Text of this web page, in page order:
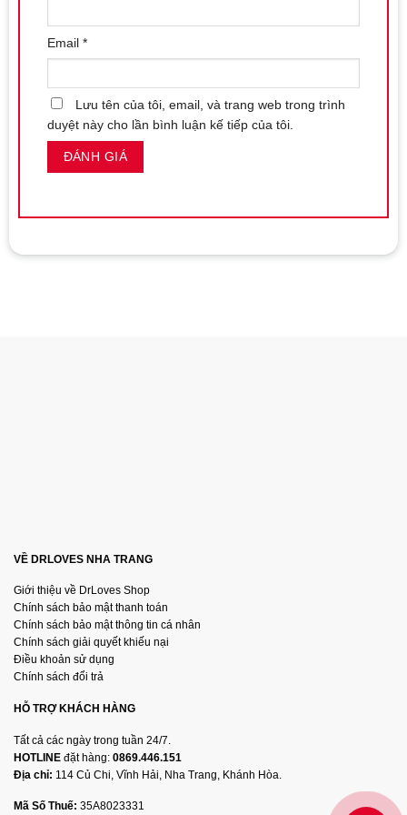
Địa chỉ:126 Nguyễn Thái Học, Vạn Thạnh, Nha Trang
Website đặt hàng:
Email *
Lưu tên của tôi, email, và trang web trong trình
duyệt này cho lần bình luận kế tiếp của tôi.
VỀ DRLOVES NHA TRANG
Giới thiệu về DrLoves Shop
Chính sách bảo mật thanh toán
Chính sách bảo mật thông tin cá nhân
Chính sách giải quyết khiếu nại
Điều khoản sử dụng
Chính sách đổi trả
HỖ TRỢ KHÁCH HÀNG
Tất cả các ngày trong tuần 24/7.
HOTLINE đặt hàng: 0869.446.151
Địa chỉ: 114 Củ Chi, Vĩnh Hải, Nha Trang, Khánh Hòa.
Mã Số Thuế: 35A8023331